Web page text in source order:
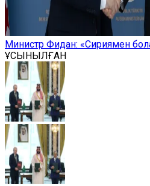
Министр Фидан: «Сириямен
ҰСЫНЫЛҒАН